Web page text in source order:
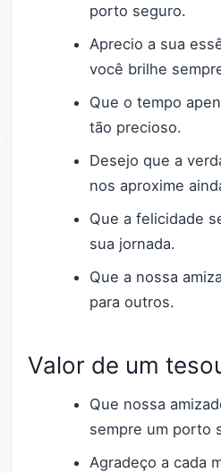
porto seguro.
Aprecio a sua
você brilhe
Que o tempo
tão precioso.
Desejo que a
nos aproxime
Que a felicidade
sua jornada.
Que a nossa
para outros.
Valor de um
Que nossa
sempre um porto
Agradeço a cada